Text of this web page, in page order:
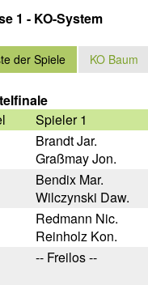
1 - KO-System
der Spiele KO Baum
Spieler 1
Brandt Jar.
Graßmay Jon.
Bendix Mar.
Wilczynski Daw.
Redmann Nic.
Reinholz Kon.
-- Freilos --